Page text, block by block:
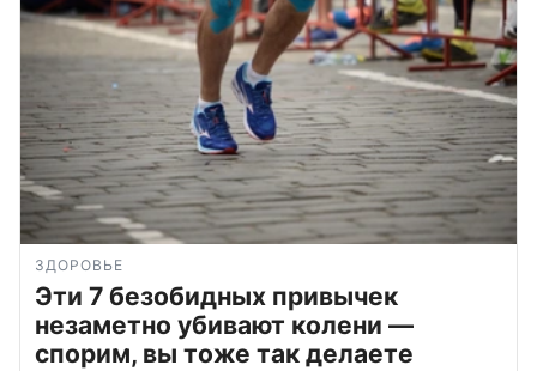
ЗДОРОВЬЕ
Эти 7 безобидных привычек
незаметно убивают колени —
спорим, вы тоже так делаете